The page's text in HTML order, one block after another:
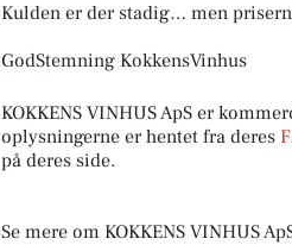
Kulden er der stadig… men
GodStemning KokkensVinhus
KOKKENS VINHUS ApS er
oplysningerne er hentet fra deres
på deres side.
Se mere om KOKKENS VINHUS